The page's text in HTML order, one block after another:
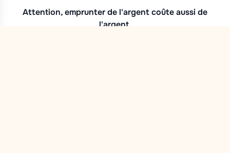
Attention, emprunter de l'argent coûte aussi de
l'argent.